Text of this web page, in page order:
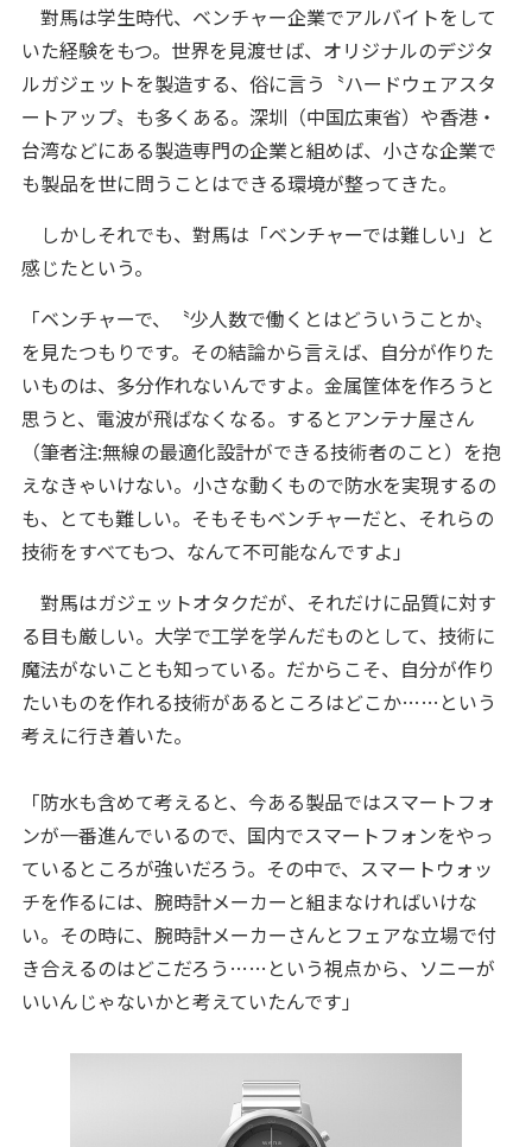
對馬は学生時代、ベンチャー企業でアルバイトをして
いた経験をもつ。世界を見渡せば、オリジナルのデジタ
ルガジェットを製造する、俗に言う〝ハードウェアスタ
ートアップ〟も多くある。深圳（中国広東省）や香港・
台湾などにある製造専門の企業と組めば、小さな企業で
も製品を世に問うことはできる環境が整ってきた。
しかしそれでも、對馬は「ベンチャーでは難しい」と
感じたという。
「ベンチャーで、〝少人数で働くとはどういうことか〟
を見たつもりです。その結論から言えば、自分が作りた
いものは、多分作れないんですよ。金属筐体を作ろうと
思うと、電波が飛ばなくなる。するとアンテナ屋さん
（筆者注:無線の最適化設計ができる技術者のこと）を抱
えなきゃいけない。小さな動くもので防水を実現するの
も、とても難しい。そもそもベンチャーだと、それらの
技術をすべてもつ、なんて不可能なんですよ」
對馬はガジェットオタクだが、それだけに品質に対す
る目も厳しい。大学で工学を学んだものとして、技術に
魔法がないことも知っている。だからこそ、自分が作り
たいものを作れる技術があるところはどこか……という
考えに行き着いた。
「防水も含めて考えると、今ある製品ではスマートフォ
ンが一番進んでいるので、国内でスマートフォンをやっ
ているところが強いだろう。その中で、スマートウォッ
チを作るには、腕時計メーカーと組まなければいけな
い。その時に、腕時計メーカーさんとフェアな立場で付
き合えるのはどこだろう……という視点から、ソニーが
いいんじゃないかと考えていたんです」